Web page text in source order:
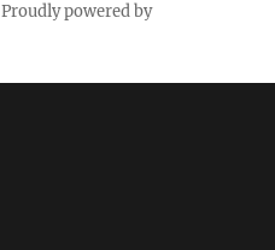
Proudly powered by